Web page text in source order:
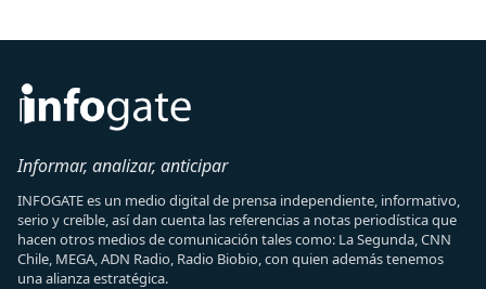
Informar, analizar, anticipar
INFOGATE es un medio digital de prensa independiente, informativo,
serio y creíble, así dan cuenta las referencias a notas periodística que
hacen otros medios de comunicación tales como: La Segunda, CNN
Chile, MEGA, ADN Radio, Radio Biobio, con quien además tenemos
una alianza estratégica.